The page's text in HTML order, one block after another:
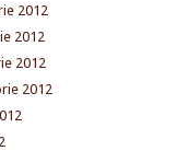
2012
2012
2012
2012